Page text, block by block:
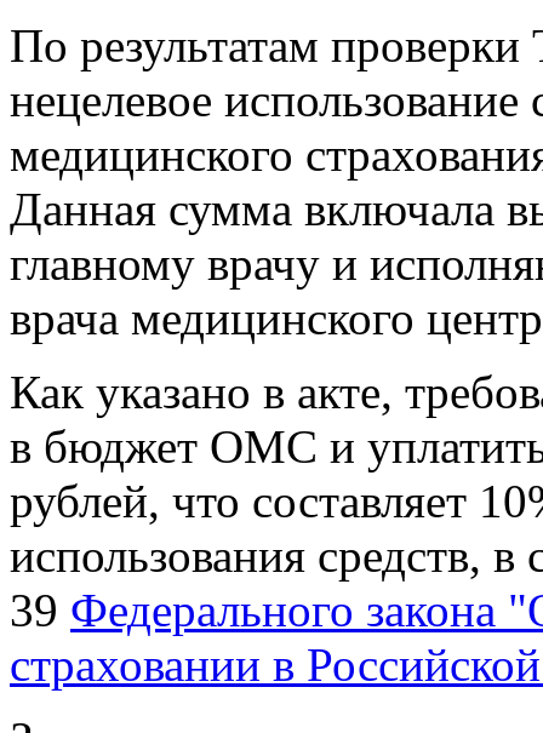
По результатам
нецелевое использование
медицинского
Данная сумма включала
главному врачу и
врача медицинского
Как указано в акте,
в бюджет ОМС и
рублей, что составляет
использования средств, в
39 Федерального закона
страховании в